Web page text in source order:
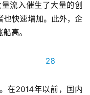
流入催生了大量的创
也快速增加。此外，企
高。
在2014年以前，国内